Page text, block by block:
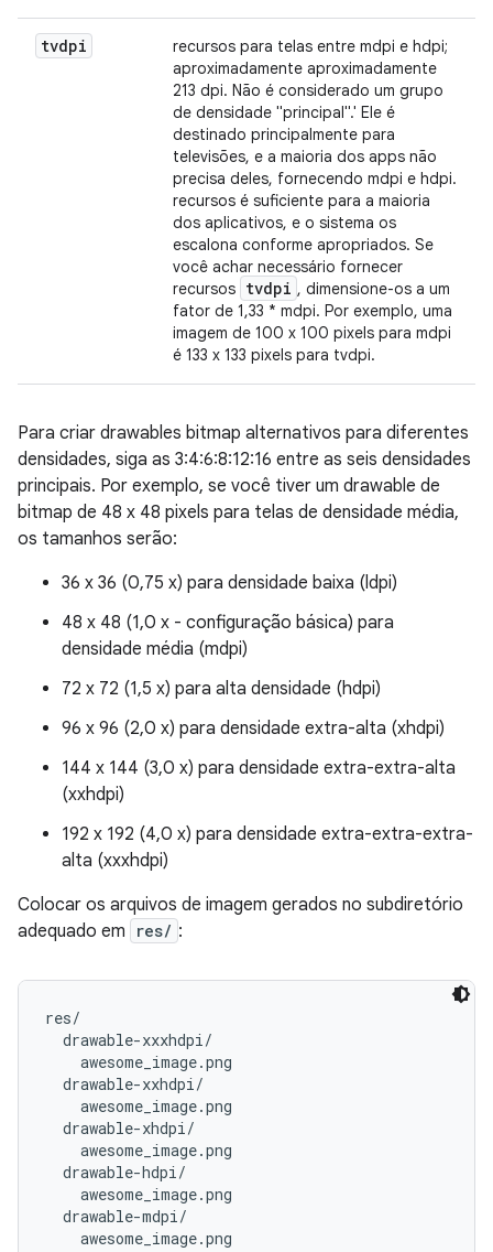
tvdpi
recursos para telas entre mdpi e hdpi;
aproximadamente aproximadamente
213 dpi. Não é considerado um grupo
de densidade "principal".' Ele é
destinado principalmente para
televisões, e a maioria dos apps não
precisa deles, fornecendo mdpi e hdpi.
recursos é suficiente para a maioria
dos aplicativos, e o sistema os
escalona conforme apropriados. Se
você achar necessário fornecer
recursos tvdpi , dimensione-os a um
fator de 1,33 * mdpi. Por exemplo, uma
imagem de 100 x 100 pixels para mdpi
é 133 x 133 pixels para tvdpi.
Para criar drawables bitmap alternativos para diferentes
densidades, siga as 3:4:6:8:12:16 entre as seis densidades
principais. Por exemplo, se você tiver um drawable de
bitmap de 48 x 48 pixels para telas de densidade média,
os tamanhos serão:
36 x 36 (0,75 x) para densidade baixa (ldpi)
48 x 48 (1,0 x - configuração básica) para
densidade média (mdpi)
72 x 72 (1,5 x) para alta densidade (hdpi)
96 x 96 (2,0 x) para densidade extra-alta (xhdpi)
144 x 144 (3,0 x) para densidade extra-extra-alta
(xxhdpi)
192 x 192 (4,0 x) para densidade extra-extra-extra-
alta (xxxhdpi)
Colocar os arquivos de imagem gerados no subdiretório
adequado em
res/ :
res/
  drawable-xxxhdpi/
    awesome_image.png
  drawable-xxhdpi/
    awesome_image.png
  drawable-xhdpi/
    awesome_image.png
  drawable-hdpi/
    awesome_image.png
  drawable-mdpi/